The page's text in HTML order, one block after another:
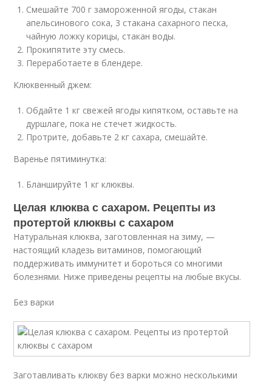
Смешайте 700 г замороженной ягоды, стакан
апельсинового сока, 3 стакана сахарного песка,
чайную ложку корицы, стакан воды.
Прокипятите эту смесь.
Переработаете в блендере.
Клюквенный джем:
Обдайте 1 кг свежей ягоды кипятком, оставьте на
дуршлаге, пока не стечет жидкость.
Протрите, добавьте 2 кг сахара, смешайте.
Варенье пятиминутка:
Бланшируйте 1 кг клюквы.
Целая клюква с сахаром. Рецепты из
протертой клюквы с сахаром
Натуральная клюква, заготовленная на зиму, —
настоящий кладезь витаминов, помогающий
поддерживать иммунитет и бороться со многими
болезнями. Ниже приведены рецепты на любые вкусы.
Без варки
Заготавливать клюкву без варки можно несколькими